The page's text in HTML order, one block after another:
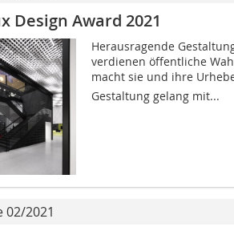
Design Award 2021
Herausragende
verdienen öffentliche
macht sie und ihre
Gestaltung gelang mit...
02/2021